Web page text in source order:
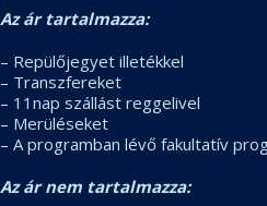
Az ár tartalmazza:
– Repülőjegyet illetékkel
– Transzfereket
– 11nap szállást reggelivel
– Merüléseket
– A programban lévő fakultatív
Az ár nem tartalmazza: